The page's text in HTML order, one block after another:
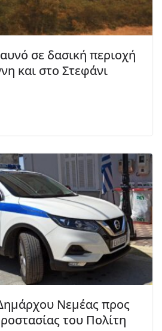
σε δασική περιοχή
και στο Στεφάνι
Νεμέας προς
του Πολίτη